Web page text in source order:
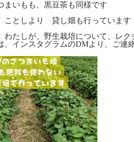
まいもも、黒豆茶も同様です
ことしより 貸し畑も行っています
わたしが、野生栽培について、レ
、インスタグラムのDMより、ご連